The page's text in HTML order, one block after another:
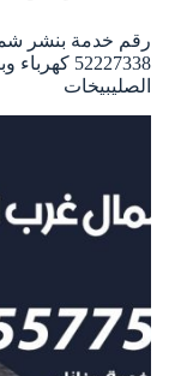
رقم خدمة بنشر
52227338
الصليبيخات